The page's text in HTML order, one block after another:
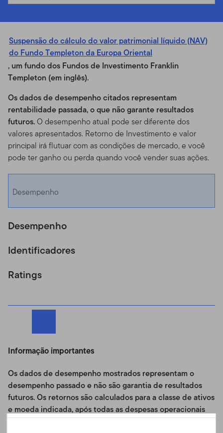
Suspensão do cálculo do valor patrimonial líquido (NAV)
do Fundo Templeton da Europa Oriental
, um fundo dos Fundos de Investimento Franklin
Templeton (em inglês).
Os dados de desempenho citados representam
rentabilidade passada, o que não garante resultados
futuros.O desempenho atual pode ser diferente dos
valores apresentados. Retorno de Investimento e valor
principal irá flutuar com as condições de mercado, e você
pode ter ganho ou perda quando você vender suas ações.
Desempenho
Desempenho
Identificadores
Ratings
Informação importantes
Os dados de desempenho mostrados representam o
desempenho passado e não são garantia de resultados
futuros. Os retornos são calculados para a classe de ativos
e moeda indicada, após todas as despesas operacionais
do Fundo, e refletem o reinvestimento das distribuições.